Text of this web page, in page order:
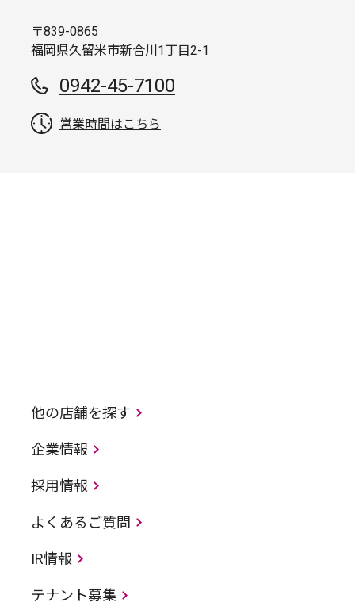
〒839-0865
福岡県久留米市新合川1丁目2-1
0942-45-7100
営業時間はこちら
他の店舗を探す
企業情報
採用情報
よくあるご質問
IR情報
テナント募集